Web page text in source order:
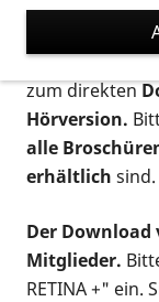
verschiedenen
postalischen
zum direkten
Hörversion.
alle
erhältlich sind.
Der
Mitglieder.
RETINA +" ein.